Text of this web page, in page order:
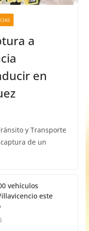
a
en
y Transporte
de un
vehículos
este